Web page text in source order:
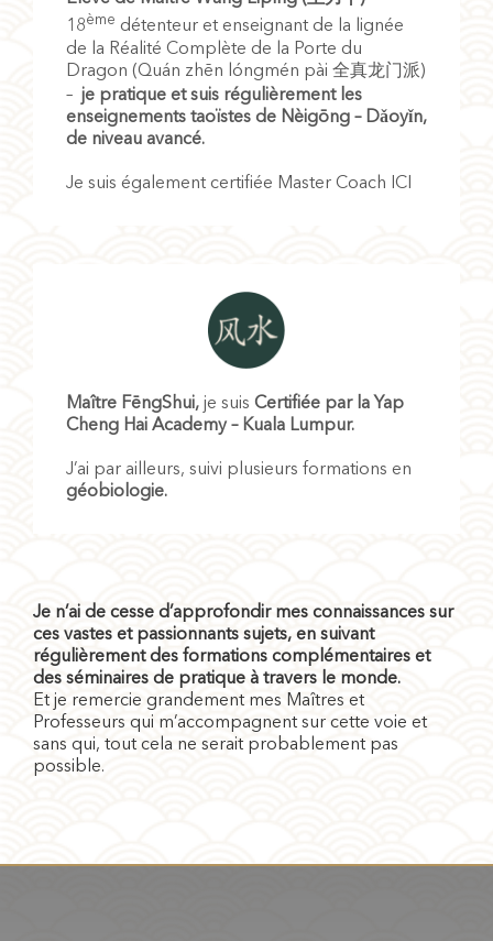
18ème détenteur et enseignant de la lignée
de la Réalité Complète de la Porte du
Dragon (Quán zhēn lóngmén pài 全真龙门派)
– je pratique et suis régulièrement les
enseignements taoïstes de Nèigōng – Dǎoyǐn,
de niveau avancé.
Je suis également certifiée Master Coach ICI
Maître FēngShui, je suis Certifiée par la Yap
Cheng Hai Academy – Kuala Lumpur.
J’ai par ailleurs, suivi plusieurs formations en
géobiologie.
Je n’ai de cesse d’approfondir mes connaissances sur
ces vastes et passionnants sujets, en suivant
régulièrement des formations complémentaires et
des séminaires de pratique à travers le monde.
Et je remercie grandement mes Maîtres et
Professeurs qui m’accompagnent sur cette voie et
sans qui, tout cela ne serait probablement pas
possible.